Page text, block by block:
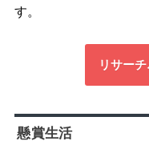
す。
リサー
懸賞生活